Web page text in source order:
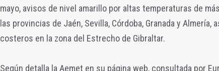
mayo, avisos de nivel amarillo por altas temperaturas de
las provincias de Jaén, Sevilla, Córdoba, Granada y Almería,
costeros en la zona del Estrecho de Gibraltar.
Según detalla la Aemet en su página web, consultada por